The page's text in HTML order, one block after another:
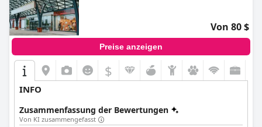
Trotz einiger verbesserungswürdiger Bereiche unterstreichen
die positiven Aspekte im Allgemeinen den Ruf des Hotels als
einladender Rückzugsort.
Von 80 $
Preise anzeigen
$
INFO
Zusammenfassung der Bewertungen
Von KI zusammengefasst